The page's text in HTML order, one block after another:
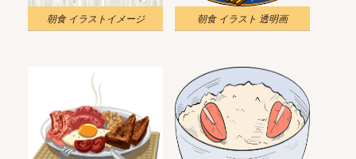
朝食 イラストイメージ 朝食 イラスト 透明画